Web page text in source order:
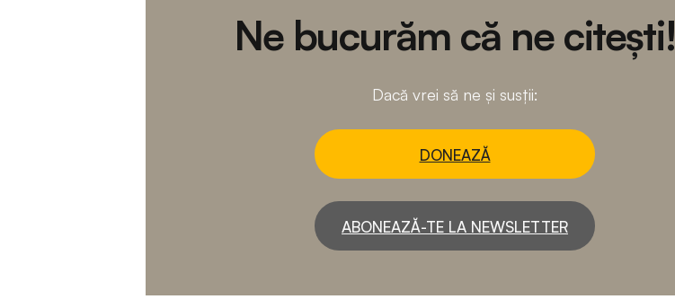
Ne bucurăm că ne citești!
Dacă vrei să ne și susții:
DONEAZĂ
ABONEAZĂ-TE LA NEWSLETTER